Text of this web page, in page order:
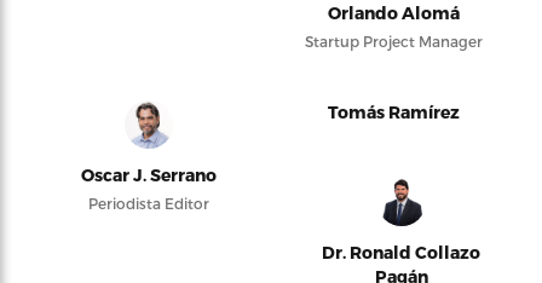
Orlando Alomá
Startup Project Manager
Oscar J. Serrano
Periodista Editor
Tomás Ramírez
Dr. Ronald Collazo
Pagán